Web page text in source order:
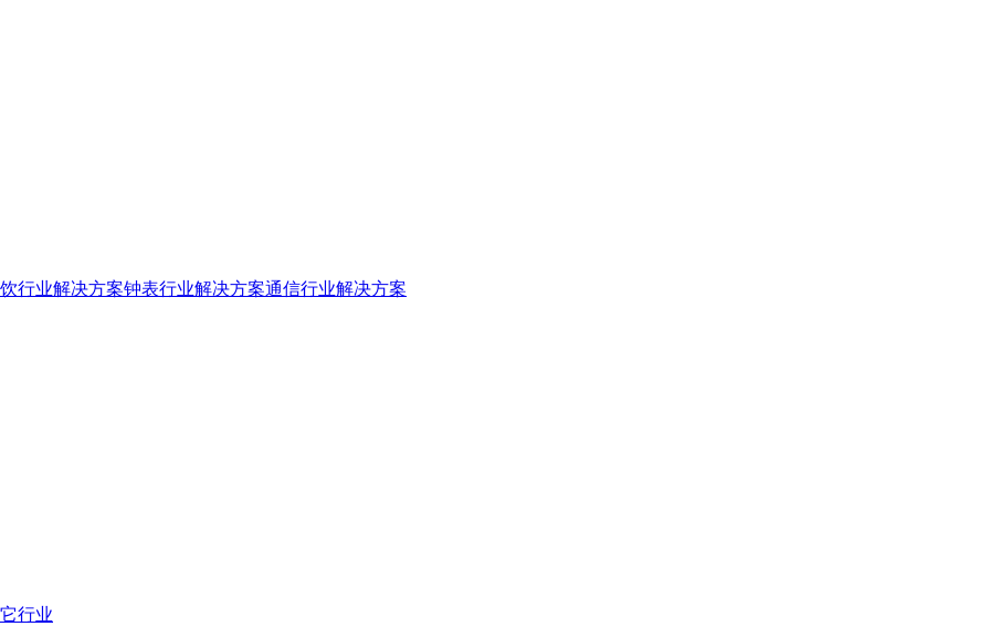
行业解决方案钟表行业解决方案通信行业解决方案
行业